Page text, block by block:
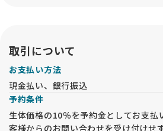
取引について
お支払い方法
現金払い、銀行振込
予約条件
生体価格の10％を予約金としてお支払
客様からのお問い合わせを受け付けせ